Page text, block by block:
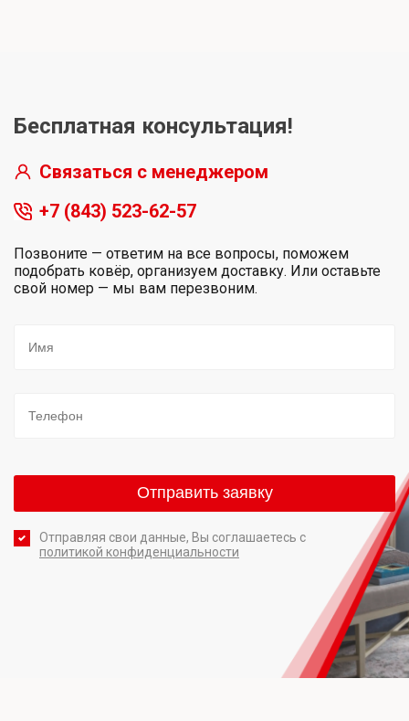
Бесплатная консультация!
Связаться с менеджером
+7 (843) 523-62-57
Позвоните — ответим на все вопросы, поможем
подобрать ковёр, организуем доставку. Или оставьте
свой номер — мы вам перезвоним.
Отправляя свои данные, Вы соглашаетесь с
политикой конфиденциальности